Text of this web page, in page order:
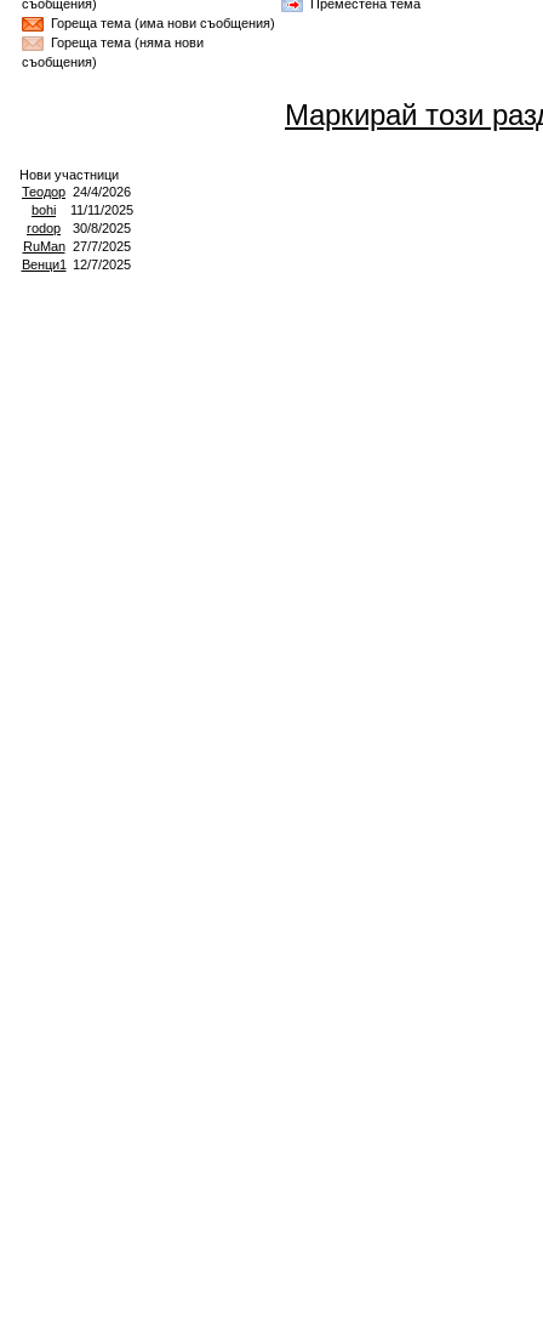
съобщения)
Гореща тема (има нови съобщения)
Гореща тема (няма нови
съобщения)
Преместена тема
Маркирай този
Нови участници
Теодор 24/4/2026
bohi
11/11/2025
rodop
30/8/2025
RuMan 27/7/2025
Венци1
12/7/2025